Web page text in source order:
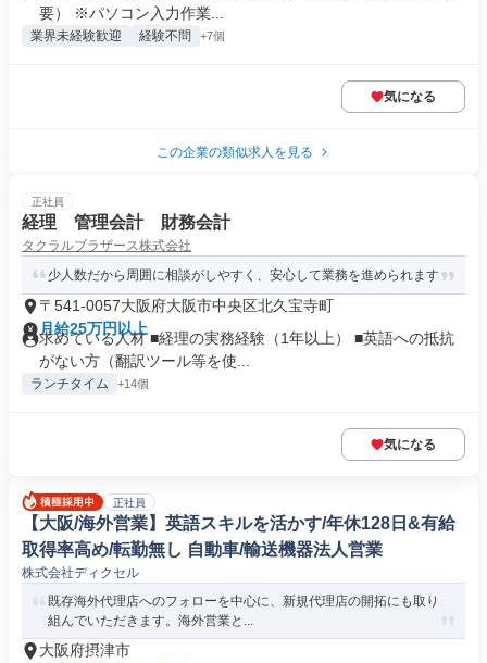
要） ※パソコン入力作業...
業界未経験歓迎 経験不問 +7個
気になる
この企業の類似求人を見る
正社員
経理 管理会計 財務会計
タクラルブラザース株式会社
少人数だから周囲に相談がしやすく、安心して業務を進められます
〒541-0057大阪府大阪市中央区北久宝寺町
月給25万円以上
求めている人材 ■経理の実務経験（1年以上） ■英語への抵抗
がない方（翻訳ツール等を使...
ランチタイム +14個
気になる
正社員
【大阪/海外営業】英語スキルを活かす/年休128日&有給
取得率高め/転勤無し 自動車/輸送機器法人営業
株式会社ディクセル
既存海外代理店へのフォローを中心に、新規代理店の開拓にも取り
組んでいただきます。海外営業と...
大阪府摂津市